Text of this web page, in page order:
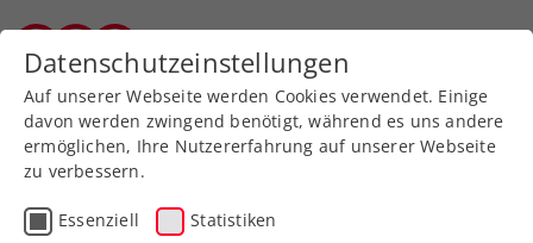
Zurück zur Newsübersicht
Turniere
Datenschutzeinstellungen
Auf unserer Webseite werden Cookies verwendet. Einige
davon werden zwingend benötigt, während es uns andere
ermöglichen, Ihre Nutzererfahrung auf unserer Webseite
zu verbessern.
Essenziell Statistiken